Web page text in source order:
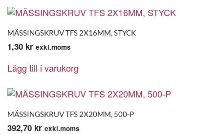
MÄSSINGSKRUV TFS 2X16MM, STYCK
1,30 kr exkl.moms
Lägg till i varukorg
MÄSSINGSKRUV TFS 2X20MM, 500-P
392,70 kr exkl.moms